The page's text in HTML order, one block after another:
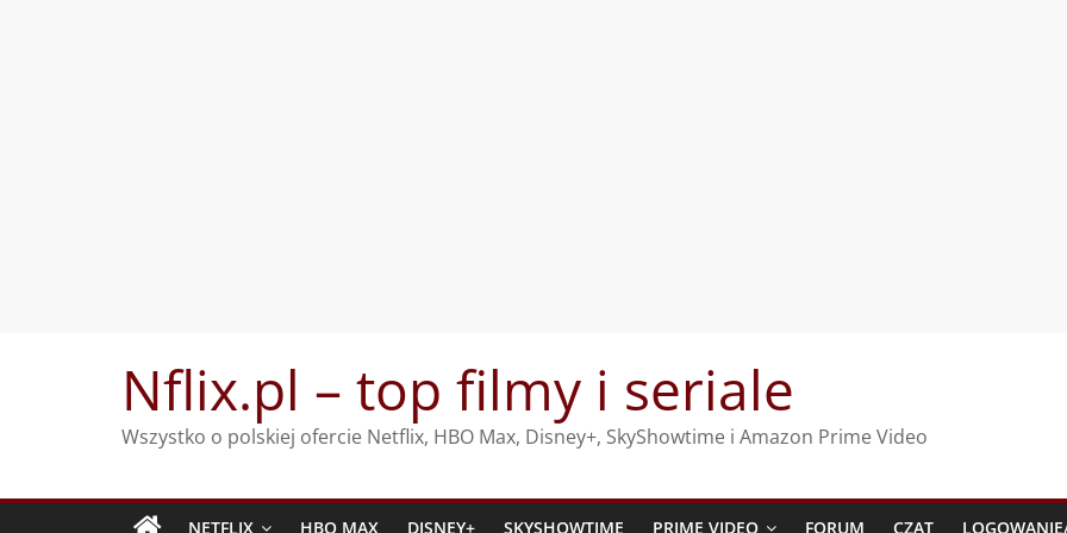
Nflix.pl – top filmy i seriale
Wszystko o polskiej ofercie Netflix, HBO Max, Disney+, SkyShowtime i Amazon Prime Video
NETFLIX HBO MAX DISNEY+ SKYSHOWTIME PRIME VIDEO FORUM CZAT